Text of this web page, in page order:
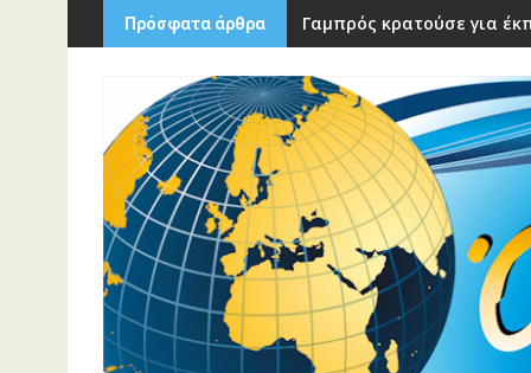
Περάστε
στο
περιεχόμενο
Πρόσφατα άρθρα Γαμπρός κρατούσε για